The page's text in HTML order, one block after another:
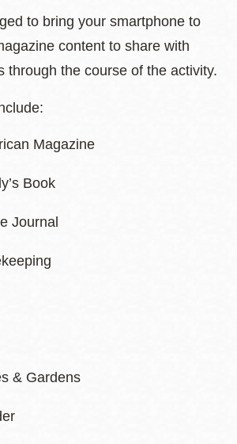
to bring your smartphone to
content to share with
through the course of the activity.
Magazine
Book
Journal
& Gardens